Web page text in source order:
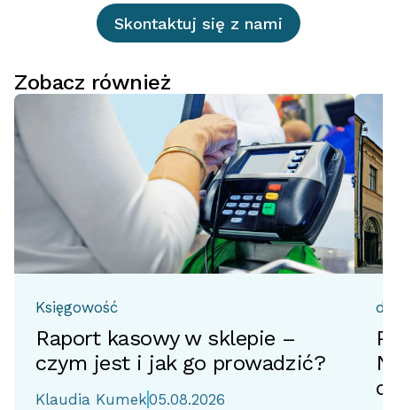
Skontaktuj się z nami
Zobacz również
Księgowość
Raport kasowy w sklepie –
czym jest i jak go prowadzić?
Klaudia Kumek05.08.2026